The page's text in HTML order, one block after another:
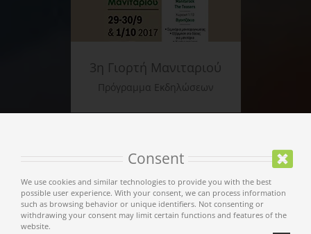
3η Γιορτή Μανιταριού
Πρόγραμμα Εκδηλώσεων
Consent
We use cookies and similar technologies to provide you with the best
possible user experience. With your consent, we can process information
such as browsing behavior or unique identifiers. Not consenting or
withdrawing your consent may limit certain functions and features of the
website.